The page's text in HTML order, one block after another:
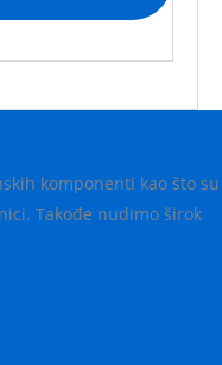
komponenti kao što su
Takođe nudimo širok